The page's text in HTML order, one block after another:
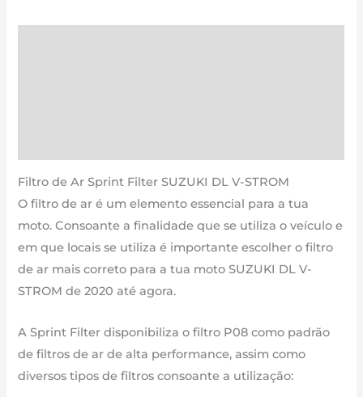
de
2020
até
agora
Filtro de Ar Sprint Filter SUZUKI DL V-STROM
O filtro de ar é um elemento essencial para a tua
moto. Consoante a finalidade que se utiliza o veículo e
em que locais se utiliza é importante escolher o filtro
de ar mais correto para a tua moto SUZUKI DL V-
STROM de 2020 até agora.
A Sprint Filter disponibiliza o filtro P08 como padrão
de filtros de ar de alta performance, assim como
diversos tipos de filtros consoante a utilização: